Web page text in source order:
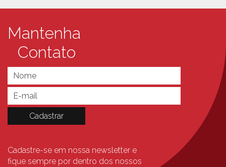
Mantenha
Contato
Cadastre-se em nossa newsletter e
fique sempre por dentro dos nossos